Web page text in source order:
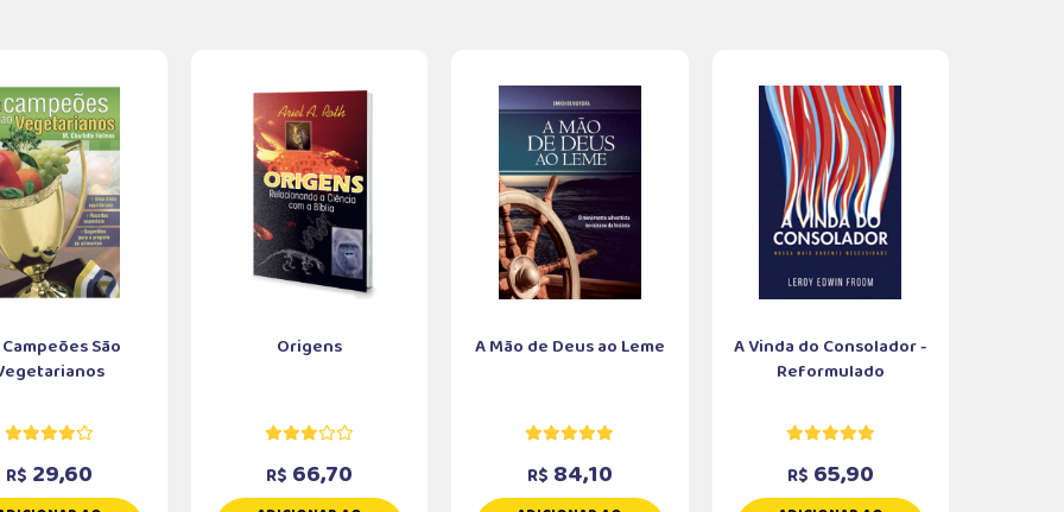
São
R$ 29,60
Origens
R$ 66,70
A Mão de Deus ao Leme
R$ 84,10
A Vinda do Consolador -
Reformulado
R$ 65,90